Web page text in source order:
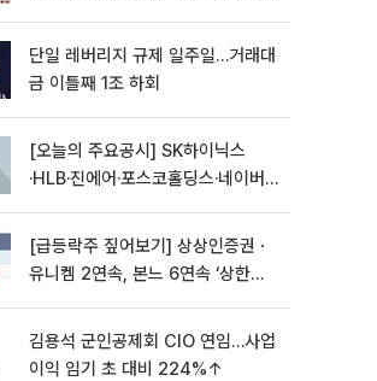
단일 레버리지 규제 일주일…거래대
금 이틀째 1조 하회
[오늘의 주요공시] SK하이닉스
·HLB·진에어·포스코홀딩스·네이버·
[급등락주 짚어보기] 상상인증권ㆍ
유니켐 2연속, 본느 6연속 ‘상한
김용석 군인공제회 CIO 연임…사업
이익 임기 초 대비 224%↑